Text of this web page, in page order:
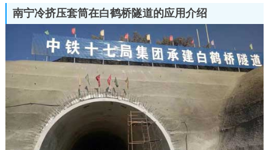
南宁冷挤压套筒在白鹤桥隧道的应用介绍